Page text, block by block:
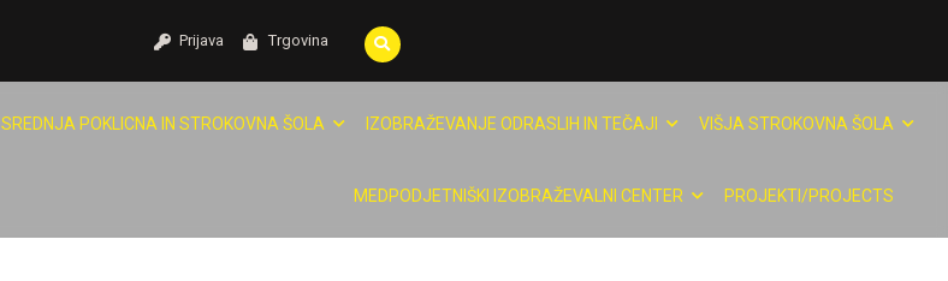
Prijava Trgovina
SREDNJA POKLICNA IN STROKOVNA ŠOLA IZOBRAŽEVANJE ODRASLIH IN TEČAJI VIŠJA STROKOVNA ŠOLA
MEDPODJETNIŠKI IZOBRAŽEVALNI CENTER PROJEKTI/PROJECTS